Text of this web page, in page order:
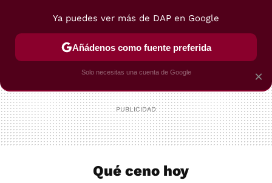
POSTRES VIAJES SELECCIÓN VEGUI
Qué ceno hoy
×
Ya puedes ver más de DAP en Google
Añádenos como fuente preferida
Solo necesitas una cuenta de Google